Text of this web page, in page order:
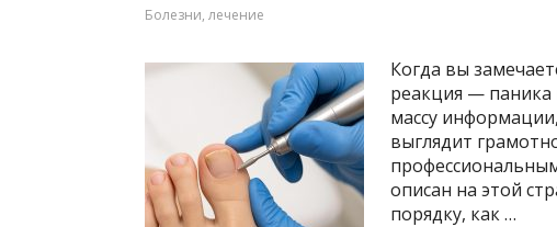
Болезни, лечение
Когда вы
реакция —
массу
выглядит
описан на этой
порядку, как …